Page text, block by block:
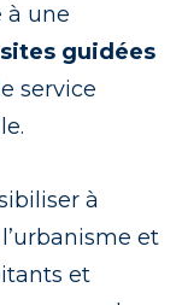
à une
guidées
service
à
et
et